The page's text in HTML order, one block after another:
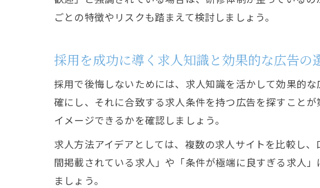
仕事探し
バイ
仕事
ごとの特徴やリスクも踏まえて検討しましょう。
採用を成功に導く求人知識と効果的な広告の
採用で後悔しないためには、求人知識を活かして効果的
確にし、それに合致する求人条件を持つ広告を探すこと
イメージできるかを確認しましょう。
求人方法アイデアとしては、複数の求人サイトを比較し
間掲載されている求人」や「条件が極端に良すぎる求人
ましょう。